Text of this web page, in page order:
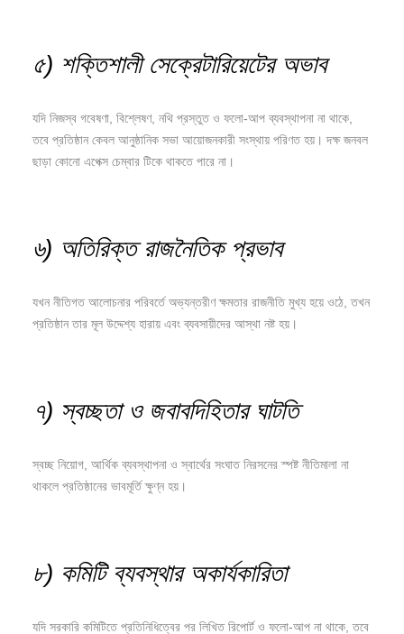
৫) শক্তিশালী সেক্রেটারিয়েটের অভাব
যদি নিজস্ব গবেষণা, বিশ্লেষণ, নথি প্রস্তুত ও ফলো-আপ ব্যবস্থাপনা না থাকে,
তবে প্রতিষ্ঠান কেবল আনুষ্ঠানিক সভা আয়োজনকারী সংস্থায় পরিণত হয়। দক্ষ জনবল
ছাড়া কোনো এপেক্স চেম্বার টিকে থাকতে পারে না।
৬) অতিরিক্ত রাজনৈতিক প্রভাব
যখন নীতিগত আলোচনার পরিবর্তে অভ্যন্তরীণ ক্ষমতার রাজনীতি মুখ্য হয়ে ওঠে, তখন
প্রতিষ্ঠান তার মূল উদ্দেশ্য হারায় এবং ব্যবসায়ীদের আস্থা নষ্ট হয়।
৭) স্বচ্ছতা ও জবাবদিহিতার ঘাটতি
স্বচ্ছ নিয়োগ, আর্থিক ব্যবস্থাপনা ও স্বার্থের সংঘাত নিরসনের স্পষ্ট নীতিমালা না
থাকলে প্রতিষ্ঠানের ভাবমূর্তি ক্ষুণ্ন হয়।
৮) কমিটি ব্যবস্থার অকার্যকারিতা
যদি সরকারি কমিটিতে প্রতিনিধিত্বের পর লিখিত রিপোর্ট ও ফলো-আপ না থাকে, তবে